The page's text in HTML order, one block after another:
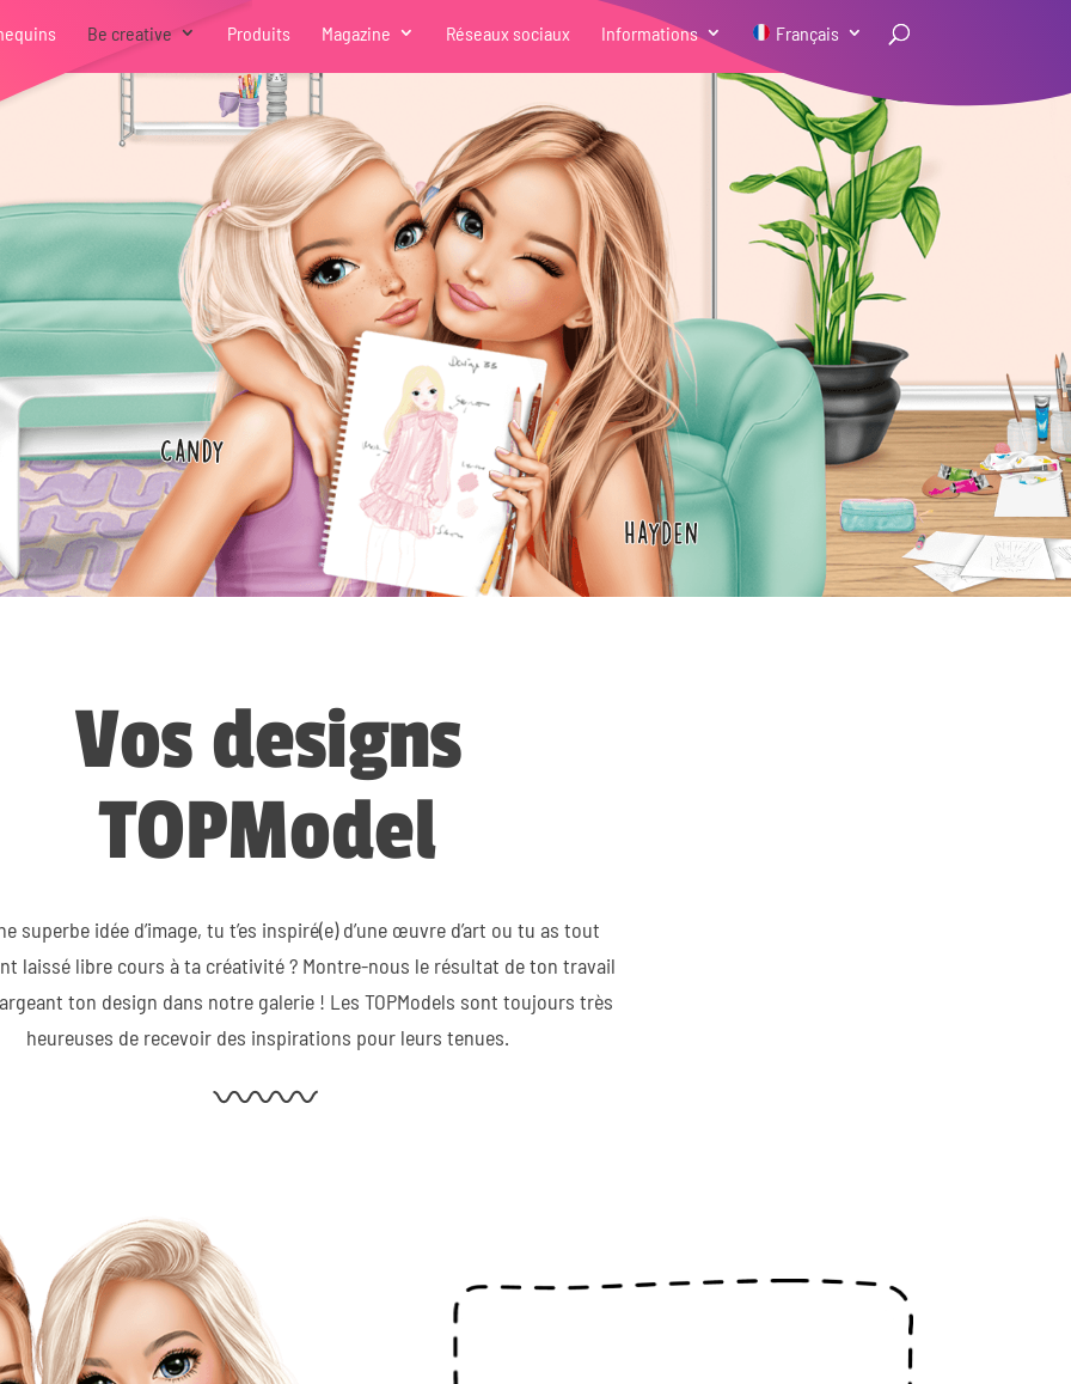
Be creative Produits Magazine Réseaux sociaux Informations Français
Vos designs
TOPModel
superbe idée d’image, tu t’es inspiré(e) d’une œuvre d’art ou tu as tout
laissé libre cours à ta créativité ? Montre-nous le résultat de ton travail
ton design dans notre galerie ! Les TOPModels sont toujours très
heureuses de recevoir des inspirations pour leurs tenues.